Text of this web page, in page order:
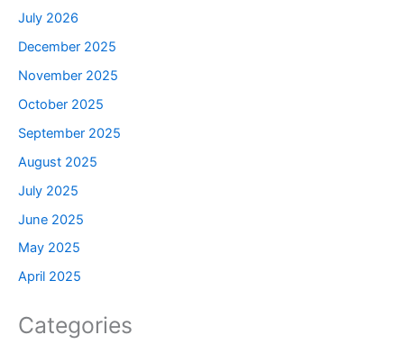
July 2026
December 2025
November 2025
October 2025
September 2025
August 2025
July 2025
June 2025
May 2025
April 2025
Categories